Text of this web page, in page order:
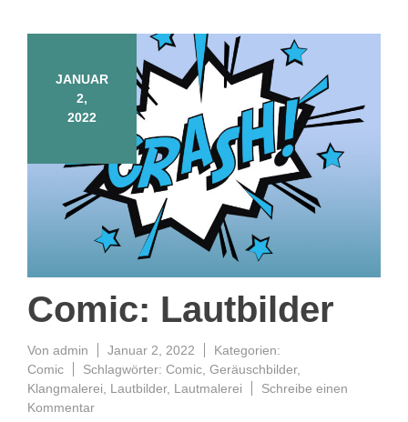
JANUAR
2,
2022
Comic: Lautbilder
Von admin Januar 2, 2022
Kategorien:
Comic
Schlagwörter: Comic Geräuschbilder,
Klangmalerei
Lautbilder, Lautmalerei
Schreibe einen
Kommentar